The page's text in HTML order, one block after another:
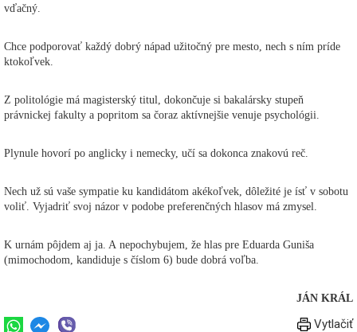
vďačný.
Chce podporovať každý dobrý nápad užitočný pre mesto, nech s ním príde
ktokoľvek.
Z politológie má magisterský titul, dokončuje si bakalársky stupeň
právnickej fakulty a popritom sa čoraz aktívnejšie venuje psychológii.
Plynule hovorí po anglicky i nemecky, učí sa dokonca znakovú reč.
Nech už sú vaše sympatie ku kandidátom akékoľvek, dôležité je ísť v sobotu
voliť. Vyjadriť svoj názor v podobe preferenčných hlasov má zmysel.
K urnám pôjdem aj ja. A nepochybujem, že hlas pre Eduarda Guniša
(mimochodom, kandiduje s číslom 6) bude dobrá voľba.
JÁN KRÁL
Vytlačiť